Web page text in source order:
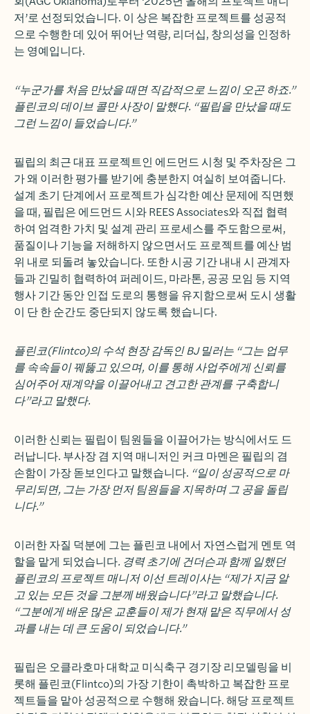
저’로 선정되었습니다. 이 상은 복잡한 프로젝트를 성공적
으로 수행한 데 있어 뛰어난 역량, 리더십, 창의성을 인정하
는 영예입니다.
“누군가를 처음 만났을 때면 직감적으로 느낌이 오곤 하죠.”
플린코의 데이브 콜만 사장이 말했다. “필립을 만났을 때도
그런 느낌이 들었습니다.”
필립의 최근 대표 프로젝트인 에드먼드 시청 및 주차장은 그
가 왜 이러한 평가를 받기에 충분한지 여실히 보여줍니다.
설계 초기 단계에서 프로젝트가 심각한 예산 문제에 직면했
을 때, 필립은 에드먼드 시와 REES Associates와 직접 협력
하여 엄격한 가치 및 설계 관리 프로세스를 주도함으로써,
품질이나 기능을 저해하지 않으면서도 프로젝트를 예산 범
위 내로 되돌려 놓았습니다. 또한 시공 기간 내내 시 관계자
들과 긴밀히 협력하여 퍼레이드, 마라톤, 공공 모임 등 지역
행사 기간 동안 인접 도로의 통행을 유지함으로써 도시 생활
이 단 한 순간도 중단되지 않도록 했습니다.
플린코(Flintco)의 수석 현장 감독인 BJ 밀러는 “그는 업무
를 속속들이 꿰뚫고 있으며, 이를 통해 사업주에게 신뢰를
심어주어 재계약을 이끌어내고 견고한 관계를 구축합니
다”라고 말했다.
이러한 신뢰는 필립이 팀원들을 이끌어가는 방식에서도 드
러납니다. 부사장 겸 지역 매니저인 커크 마멘은 필립의 겸
손함이 가장 돋보인다고 말했습니다. “일이 성공적으로 마
무리되면, 그는 가장 먼저 팀원들을 지목하며 그 공을 돌립
니다.”
이러한 자질 덕분에 그는 플린코 내에서 자연스럽게 멘토 역
할을 맡게 되었습니다. 경력 초기에 건더슨과 함께 일했던
플린코의 프로젝트 매니저 이선 트레이사는 “제가 지금 알
고 있는 모든 것을 그분께 배웠습니다”라고 말했습니다.
“그분에게 배운 많은 교훈들이 제가 현재 맡은 직무에서 성
과를 내는 데 큰 도움이 되었습니다.”
필립은 오클라호마 대학교 미식축구 경기장 리모델링을 비
롯해 플린코(Flintco)의 가장 기한이 촉박하고 복잡한 프로
젝트들을 맡아 성공적으로 수행해 왔습니다. 해당 프로젝트